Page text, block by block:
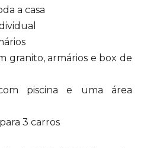
a casa
granito, armários e box de
piscina e uma área
3 carros